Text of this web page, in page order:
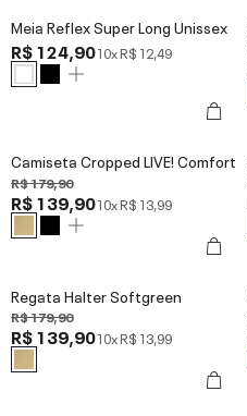
Meia Reflex Super Long Unissex
R$ 124,9010xR$ 12,49
Camiseta Cropped LIVE! Comfort
R$ 179,90
R$ 139,9010xR$ 13,99
Regata Halter Softgreen
R$ 179,90
R$ 139,9010xR$ 13,99